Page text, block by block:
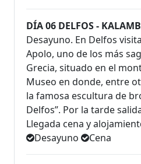
DÍA 06 DELFOS -
Desayuno. En Delfos
Apolo, uno de los más
Grecia, situado en el
Museo en donde, entre
la famosa escultura de
Delfos”. Por la tarde
Llegada cena y
Desayuno
Cena